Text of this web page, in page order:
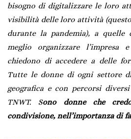
bisogno di digitalizzare le loro
visibilità delle loro attività
durante la pandemia), a quelle
meglio organizzare
chiedono di accedere a delle
Tutte le donne di ogni settore
geografica e con percorsi
TNWT. Sono donne che
condivisione, nell’importanza di